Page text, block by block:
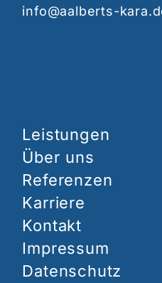
info@aalberts-
Leistungen
Über uns
Referenzen
Karriere
Kontakt
Impressum
Datenschutz